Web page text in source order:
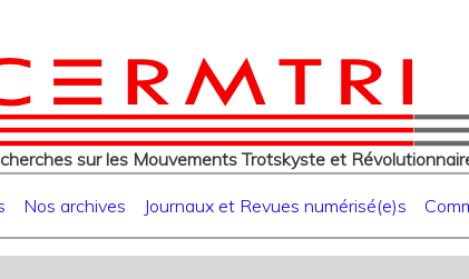
contenu
principal
sur les Mouvements Trotskyste et
Nos archives Journaux et Revues numérisé(e)s